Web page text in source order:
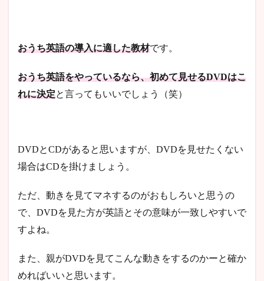
おうち英語の導入に適した教材です。
おうち英語をやっているなら、初めて見せるDVDはこ
れに決定と言ってもいいでしょう（笑）
DVDとCDがあると思いますが、DVDを見せたくない
場合はCDを掛けましょう。
ただ、動きを見てマネするのがおもしろいと思うの
で、DVDを見た方が英語とその意味が一致しやすいで
すよね。
また、親がDVDを見てこんな動きをするのかーと確か
めればいいと思います。